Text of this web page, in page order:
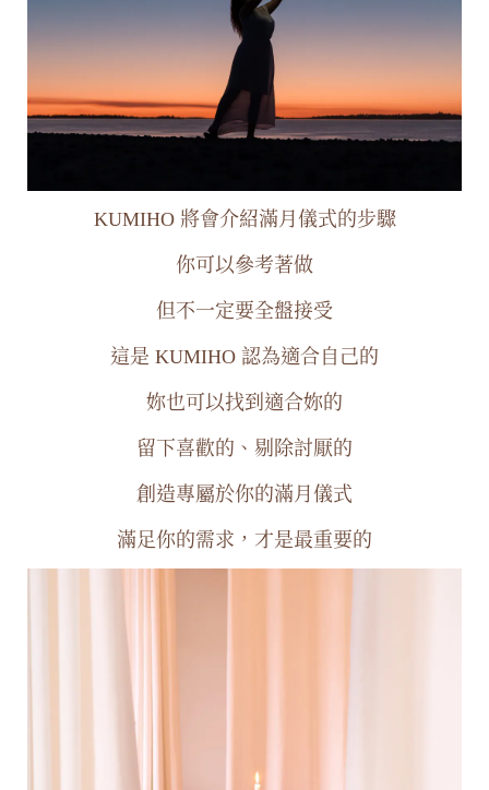
KUMIHO 將會介紹滿月儀式的步驟
你可以參考著做
但不一定要全盤接受
這是 KUMIHO 認為適合自己的
妳也可以找到適合妳的
留下喜歡的、剔除討厭的
創造專屬於你的滿月儀式
滿足你的需求，才是最重要的